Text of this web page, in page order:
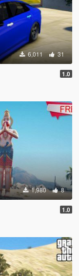
6,011 31
1.0
1,980 8
1.0